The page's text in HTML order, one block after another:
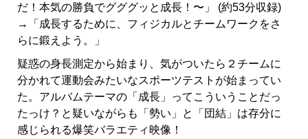
だ！本気の勝負でグググッと成長！〜」 (約53分収録)
→「成長するために、フィジカルとチームワークをさ
らに鍛えよう。」
疑惑の身長測定から始まり、気がついたら２チームに
分かれて運動会みたいなスポーツテストが始まってい
た。アルバムテーマの「成長」ってこういうことだっ
たっけ？と疑いながらも「勢い」と「団結」は存分に
感じられる爆笑バラエティ映像！